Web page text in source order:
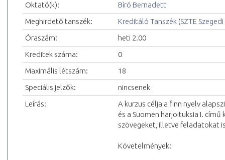
Oktató(k):
Bíró Bernadett
Meghirdető tanszék:
Kreditáló Tanszék (SZTE
Óraszám:
heti 2.00
Kreditek száma:
0
Maximális létszám:
18
Speciális jelzők:
nincsenek
Leírás:
A kurzus célja a finn nyelv
és a Suomen harjoituksia I.
szövegeket, illetve feladatokat
Követelmények: